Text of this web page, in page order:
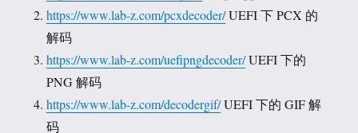
https://www.lab-z.com/pcxdecoder/UEFI 下 PCX 的
解码
https://www.lab-z.com/uefipngdecoder/UEFI 下的
PNG 解码
https://www.lab-z.com/decodergif/UEFI 下的 GIF 解
码